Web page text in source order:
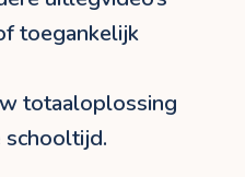
toegankelijk
totaaloplossing